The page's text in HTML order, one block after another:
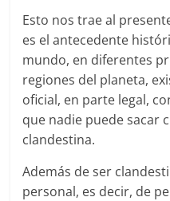
Esto nos trae al
es el antecedente
mundo, en diferentes
regiones del planeta,
oficial, en parte legal,
que nadie puede sacar
clandestina.
Además de ser
personal, es decir, de